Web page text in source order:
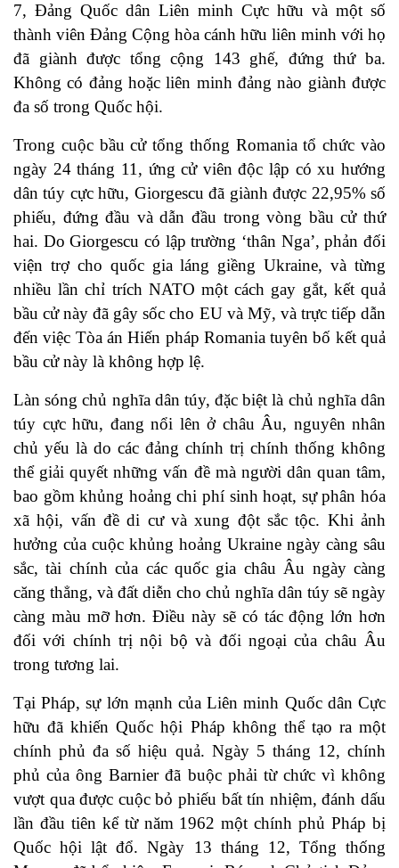
7, Đảng Quốc dân Liên minh Cực hữu và một số
thành viên Đảng Cộng hòa cánh hữu liên minh với họ
đã giành được tổng cộng 143 ghế, đứng thứ ba.
Không có đảng hoặc liên minh đảng nào giành được
đa số trong Quốc hội.
Trong cuộc bầu cử tổng thống Romania tổ chức vào
ngày 24 tháng 11, ứng cử viên độc lập có xu hướng
dân túy cực hữu, Giorgescu đã giành được 22,95% số
phiếu, đứng đầu và dẫn đầu trong vòng bầu cử thứ
hai. Do Giorgescu có lập trường ‘thân Nga’, phản đối
viện trợ cho quốc gia láng giềng Ukraine, và từng
nhiều lần chỉ trích NATO một cách gay gắt, kết quả
bầu cử này đã gây sốc cho EU và Mỹ, và trực tiếp dẫn
đến việc Tòa án Hiến pháp Romania tuyên bố kết quả
bầu cử này là không hợp lệ.
Làn sóng chủ nghĩa dân túy, đặc biệt là chủ nghĩa dân
túy cực hữu, đang nổi lên ở châu Âu, nguyên nhân
chủ yếu là do các đảng chính trị chính thống không
thể giải quyết những vấn đề mà người dân quan tâm,
bao gồm khủng hoảng chi phí sinh hoạt, sự phân hóa
xã hội, vấn đề di cư và xung đột sắc tộc. Khi ảnh
hưởng của cuộc khủng hoảng Ukraine ngày càng sâu
sắc, tài chính của các quốc gia châu Âu ngày càng
căng thẳng, và đất diễn cho chủ nghĩa dân túy sẽ ngày
càng màu mỡ hơn. Điều này sẽ có tác động lớn hơn
đối với chính trị nội bộ và đối ngoại của châu Âu
trong tương lai.
Tại Pháp, sự lớn mạnh của Liên minh Quốc dân Cực
hữu đã khiến Quốc hội Pháp không thể tạo ra một
chính phủ đa số hiệu quả. Ngày 5 tháng 12, chính
phủ của ông Barnier đã buộc phải từ chức vì không
vượt qua được cuộc bỏ phiếu bất tín nhiệm, đánh dấu
lần đầu tiên kể từ năm 1962 một chính phủ Pháp bị
Quốc hội lật đổ. Ngày 13 tháng 12, Tổng thống